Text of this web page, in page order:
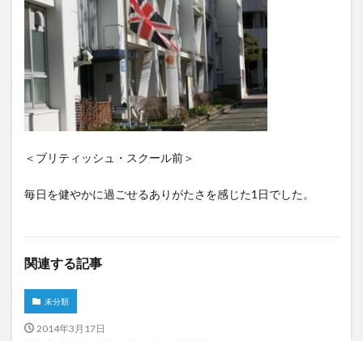
＜ブリティッシュ・スクール前＞
毎日を健やかに過ごせるありがたさを感じた1日でした。
関連する記事
未分類
2014年3月17日